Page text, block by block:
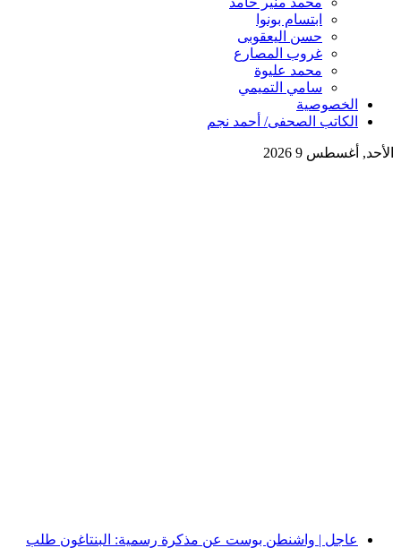
ابتسام بونوا
حسن اليعقوبى
غروب المصارع
محمد عليوة
سامي التميمي
الخصوصية
الكاتب الصحفى/ أحمد نجم
الأحد, أغسطس 9 2026
عاجل | واشنطن بوست عن مذكرة رسمية: البنتاغون طلب